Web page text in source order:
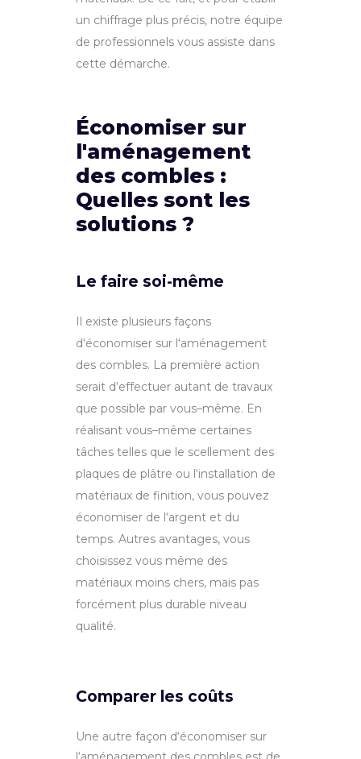
un chiffrage plus précis, notre équipe
de professionnels vous assiste dans
cette démarche.
Économiser sur
l'aménagement
des combles :
Quelles sont les
solutions ?
Le faire soi-même
Il existe plusieurs façons
d‘économiser sur l‘aménagement
des combles. La première action
serait d‘effectuer autant de travaux
que possible par vous–même. En
réalisant vous–même certaines
tâches telles que le scellement des
plaques de plâtre ou l‘installation de
matériaux de finition, vous pouvez
économiser de l‘argent et du
temps. Autres avantages, vous
choisissez vous même des
matériaux moins chers, mais pas
forcément plus durable niveau
qualité.
Comparer les coûts
Une autre façon d‘économiser sur